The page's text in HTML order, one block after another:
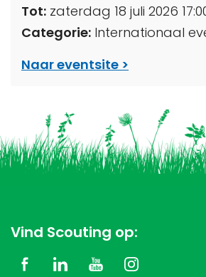
Tot: zaterdag 18 juli 2026
Categorie: Internationaal
Naar eventsite
Vind Scouting op: